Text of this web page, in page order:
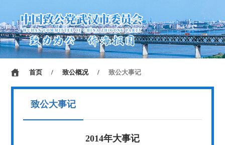
首页 / 致公概况 / 致公大事记
致公大事记
2014年大事记